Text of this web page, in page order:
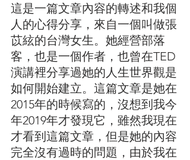
這是一篇文章內容的轉述和我個
人的心得分享，來自一個叫做張
苡絃的台灣女生。她經營部落
客，也是一個作者，也曾在TED
演講裡分享過她的人生世界觀是
如何開始建立。這篇文章是她在
2015年的時候寫的，沒想到我今
年2019年才發現它，雖然我現在
才看到這篇文章，但是她的內容
完全沒有過時的問題，由於我在